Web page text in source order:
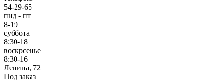
54-29-65
пнд - пт
8-19
суббота
8:30-18
воскрсенье
8:30-16
Ленина, 72
Под заказ